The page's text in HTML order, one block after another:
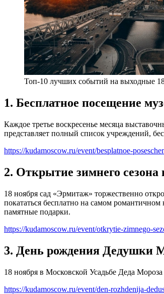
Топ-10 лучших событий на выходные
1. Бесплатное посещение
Каждое третье воскресенье месяца
представляет полный список учреждений,
https://kudamoscow.ru/event/besplatnoe-
2. Открытие зимнего
18 ноября сад «Эрмитаж» торжественно
покататься бесплатно на самом
памятные подарки.
https://kudamoscow.ru/event/otkrytie-zimnego-
3. День рождения Дедушки
18 ноября в Московской Усадьбе Деда
https://kudamoscow.ru/event/den-rozhdenija-